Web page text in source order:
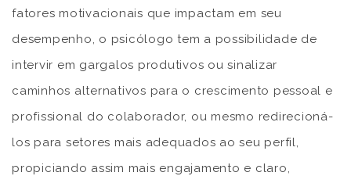
fatores motivacionais que impactam em seu
desempenho, o psicólogo tem a possibilidade de
intervir em gargalos produtivos ou sinalizar
caminhos alternativos para o crescimento pessoal e
profissional do colaborador, ou mesmo redirecioná-
los para setores mais adequados ao seu perfil,
propiciando assim mais engajamento e claro,